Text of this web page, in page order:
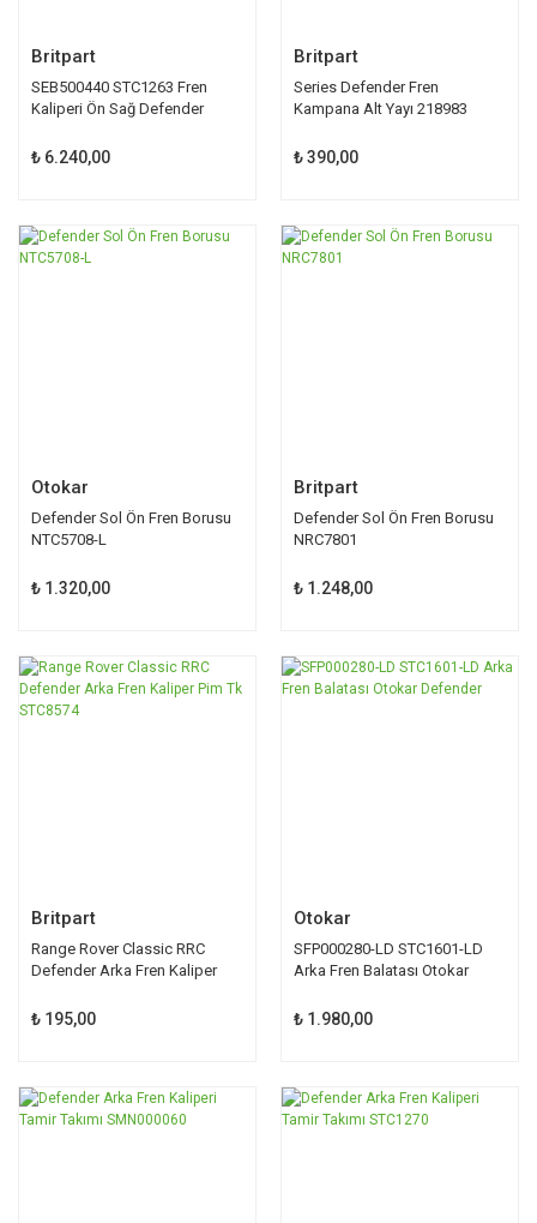
Britpart
SEB500440 STC1263 Fren
Kaliperi Ön Sağ Defender
₺ 6.240,00
Britpart
Series Defender Fren
Kampana Alt Yayı 218983
₺ 390,00
Otokar
Defender Sol Ön Fren Borusu
NTC5708-L
₺ 1.320,00
Britpart
Defender Sol Ön Fren Borusu
NRC7801
₺ 1.248,00
Britpart
Range Rover Classic RRC
Defender Arka Fren Kaliper
₺ 195,00
Otokar
SFP000280-LD STC1601-LD
Arka Fren Balatası Otokar
₺ 1.980,00